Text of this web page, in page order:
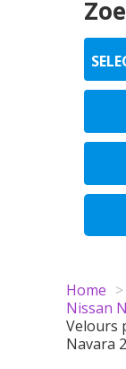
Home >
Nissan
Velours
Navara